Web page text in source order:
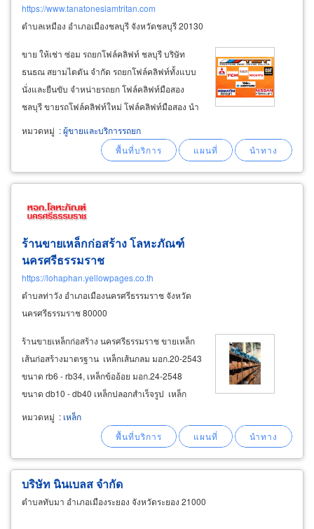
https://www.tanatonesiamtritan.com
ตำบลเหมือง อำเภอเมืองชลบุรี จังหวัดชลบุรี 20130
ขาย ให้เช่า ซ่อม รถยกโฟล์คลิฟท์ ชลบุรี บริษัท
ธนธณ สยามไตตัน จำกัด รถยกโฟล์คลิฟท์ทั้งแบบ
นั่งและยืนขับ จำหน่ายรถยก โฟล์คลิฟท์มือสอง
ชลบุรี ขายรถโฟล์คลิฟท์ใหม่ โฟล์คลิฟท์มือสอง นำ
เครื่องยนต์ดีเซล เครื่องยนต์แก๊ส lpg และ รถโฟล์ค
ลิฟท์ไฟฟ้า มีแบบนั่งขับและแบบยืนขับ
หมวดหมู่ :ผู้ขายและบริการรถยก
ร้านขายเหล็กก่อสร้าง โลหะภัณฑ์
นครศรีธรรมราช
https://lohaphan.yellowpages.co.th
ตำบลท่าวัง อำเภอเมืองนครศรีธรรมราช จังหวัด
นครศรีธรรมราช 80000
ร้านขายเหล็กก่อสร้าง นครศรีธรรมราช ขายเหล็ก
เส้นก่อสร้างมาตรฐาน เหล็กเส้นกลม มอก.20-2543
ขนาด rb6 - rb34, เหล็กข้ออ้อย มอก.24-2548
ขนาด db10 - db40 เหล็กปลอกสำเร็จรูป เหล็ก
ปลอกเสา เหล็กปลอกคาน ฟุตติ้งสำเร็จรูป ลวดผูก
เหล็ก ตะแกรงเทพื้น (ไวร์เมช) เหล็กแป๊ป เหล็กท่อ
หมวดหมู่ : เหล็ก
บริษัท นินเบลส จำกัด
ตำบลทับมา อำเภอเมืองระยอง จังหวัดระยอง 21000